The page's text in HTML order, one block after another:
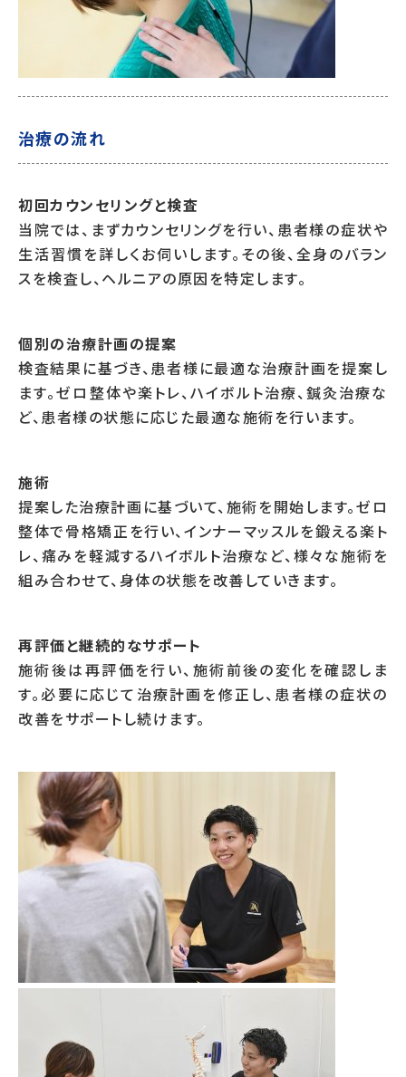
治療の流れ
初回カウンセリングと検査
当院では、まずカウンセリングを行い、患者様の症状や
生活習慣を詳しくお伺いします。その後、全身のバラン
スを検査し、ヘルニアの原因を特定します。
個別の治療計画の提案
検査結果に基づき、患者様に最適な治療計画を提案し
ます。ゼロ整体や楽トレ、ハイボルト治療、鍼灸治療な
ど、患者様の状態に応じた最適な施術を行います。
施術
提案した治療計画に基づいて、施術を開始します。ゼロ
整体で骨格矯正を行い、インナーマッスルを鍛える楽ト
レ、痛みを軽減するハイボルト治療など、様々な施術を
組み合わせて、身体の状態を改善していきます。
再評価と継続的なサポート
施術後は再評価を行い、施術前後の変化を確認しま
す。必要に応じて治療計画を修正し、患者様の症状の
改善をサポートし続けます。